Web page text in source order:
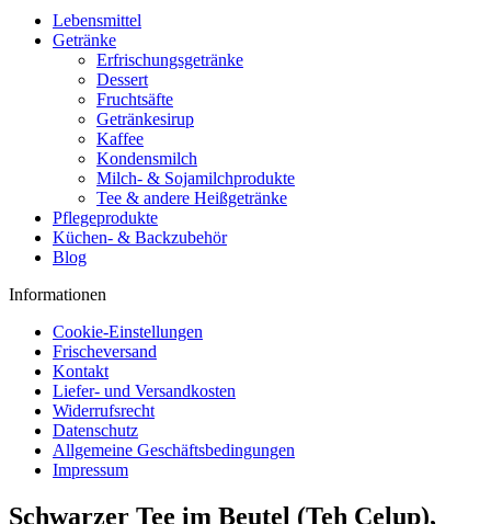
Lebensmittel
Getränke
Erfrischungsgetränke
Dessert
Fruchtsäfte
Getränkesirup
Kaffee
Kondensmilch
Milch- & Sojamilchprodukte
Tee & andere Heißgetränke
Pflegeprodukte
Küchen- & Backzubehör
Blog
Informationen
Cookie-Einstellungen
Frischeversand
Kontakt
Liefer- und Versandkosten
Widerrufsrecht
Datenschutz
Allgemeine Geschäftsbedingungen
Impressum
Schwarzer Tee im Beutel (Teh Celup),